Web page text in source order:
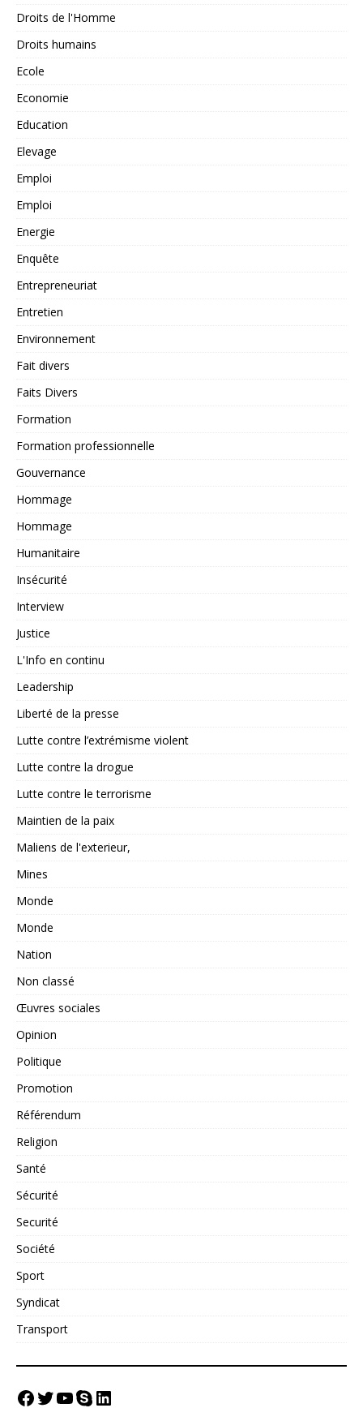
Droits de l'Homme
Droits humains
Ecole
Economie
Education
Elevage
Emploi
Emploi
Energie
Enquête
Entrepreneuriat
Entretien
Environnement
Fait divers
Faits Divers
Formation
Formation professionnelle
Gouvernance
Hommage
Hommage
Humanitaire
Insécurité
Interview
Justice
L'Info en continu
Leadership
Liberté de la presse
Lutte contre l’extrémisme violent
Lutte contre la drogue
Lutte contre le terrorisme
Maintien de la paix
Maliens de l'exterieur,
Mines
Monde
Monde
Nation
Non classé
Œuvres sociales
Opinion
Politique
Promotion
Référendum
Religion
Santé
Sécurité
Securité
Société
Sport
Syndicat
Transport